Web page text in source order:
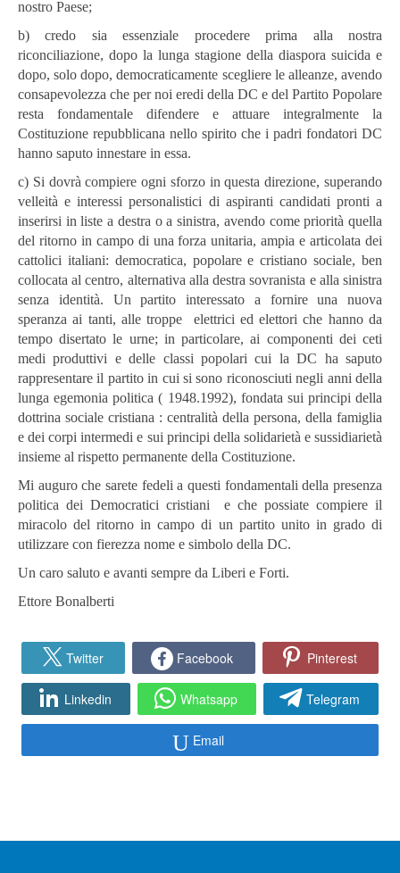
nostro Paese;
b) credo sia essenziale procedere prima alla nostra
riconciliazione, dopo la lunga stagione della diaspora suicida e
dopo, solo dopo, democraticamente scegliere le alleanze, avendo
consapevolezza che per noi eredi della DC e del Partito Popolare
resta fondamentale difendere e attuare integralmente la
Costituzione repubblicana nello spirito che i padri fondatori DC
hanno saputo innestare in essa.
c) Si dovrà compiere ogni sforzo in questa direzione, superando
velleità e interessi personalistici di aspiranti candidati pronti a
inserirsi in liste a destra o a sinistra, avendo come priorità quella
del ritorno in campo di una forza unitaria, ampia e articolata dei
cattolici italiani: democratica, popolare e cristiano sociale, ben
collocata al centro, alternativa alla destra sovranista e alla sinistra
senza identità. Un partito interessato a fornire una nuova
speranza ai tanti, alle troppe elettrici ed elettori che hanno da
tempo disertato le urne; in particolare, ai componenti dei ceti
medi produttivi e delle classi popolari cui la DC ha saputo
rappresentare il partito in cui si sono riconosciuti negli anni della
lunga egemonia politica ( 1948.1992), fondata sui principi della
dottrina sociale cristiana : centralità della persona, della famiglia
e dei corpi intermedi e sui principi della solidarietà e sussidiarietà
insieme al rispetto permanente della Costituzione.
Mi auguro che sarete fedeli a questi fondamentali della presenza
politica dei Democratici cristiani e che possiate compiere il
miracolo del ritorno in campo di un partito unito in grado di
utilizzare con fierezza nome e simbolo della DC.
Un caro saluto e avanti sempre da Liberi e Forti.
Ettore Bonalberti
Twitter Facebook Pinterest
Linkedin Whatsapp Telegram
Email